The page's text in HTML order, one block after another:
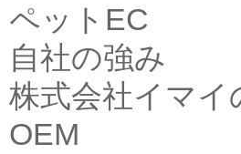
ペットEC
自社の強み
株式会社イマイ
OEM